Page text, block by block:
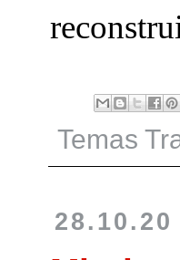
Temas
28.10.20